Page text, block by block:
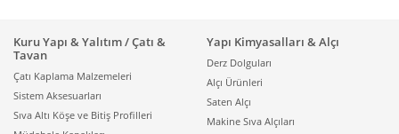
endüstriyel atölyelere kadar her türlü mekanda ihtiyaç
duyduğunuz iklimlendirme konforunaisitma ve
sogutma
kategorimiz üzerinden ulaşabilir, bütçenize
ve ihtiyacınıza en uygun modelleri inceleyebilirsiniz.
Kuru Yapı & Yalıtım / Çatı &
Tavan
Çatı Kaplama Malzemeleri
Sistem Aksesuarları
Sıva Altı Köşe ve Bitiş Profilleri
Yapı Kimyasalları & Alçı
Derz Dolguları
Alçı Ürünleri
Saten Alçı
Makine Sıva Alçıları